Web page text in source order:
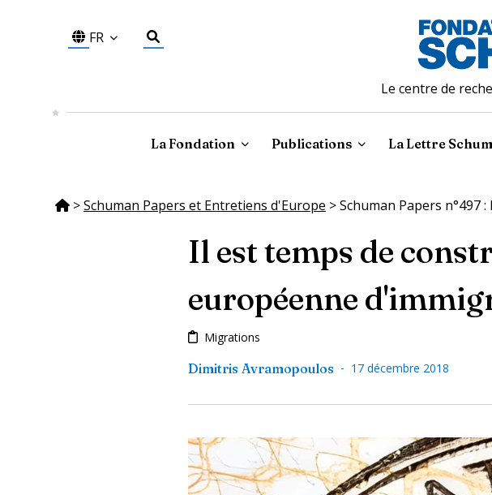
FR
Le centre de
La Fondation Publications La Lettre
>Schuman Papers et Entretiens d'Europe >Schuman Papers
Il est temps de
européenne
Migrations
Dimitris Avramopoulos - 17 décembre 2018